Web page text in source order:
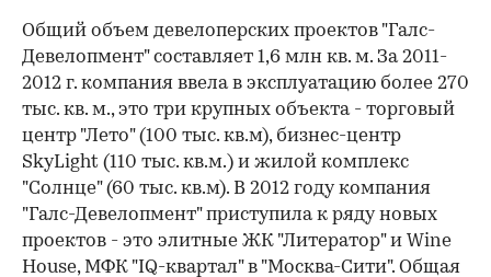
Общий объем девелоперских проектов "Галс-
Девелопмент" составляет 1,6 млн кв. м. За 2011-
2012 г. компания ввела в эксплуатацию более 270
тыс. кв. м., это три крупных объекта - торговый
центр "Лето" (100 тыс. кв.м), бизнес-центр
SkyLight (110 тыс. кв.м.) и жилой комплекс
"Солнце" (60 тыс. кв.м). В 2012 году компания
"Галс-Девелопмент" приступила к ряду новых
проектов - это элитные ЖК "Литератор" и Wine
House, МФК "IQ-квартал" в "Москва-Сити". Общая